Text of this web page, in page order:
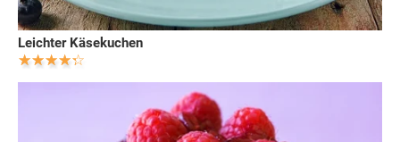
Leichter Käsekuchen